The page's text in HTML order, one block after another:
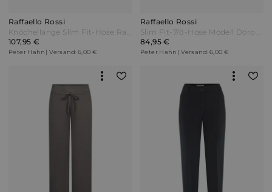
Raffaello Rossi
Knöchellange Slim Fit-Hose Raffaello Rossi grau
107,95 €
Peter Hahn | Versand: 6,00 €
Raffaello Rossi
Slim Fit-7/8-Hose Modell Doro Raffaello Rossi schwarz
84,95 €
Peter Hahn | Versand: 6,00 €